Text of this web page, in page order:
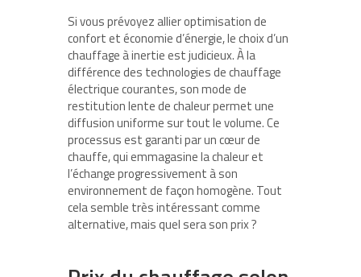
Si vous prévoyez allier optimisation de
confort et économie d’énergie, le choix d’un
chauffage à inertie est judicieux. À la
différence des technologies de chauffage
électrique courantes, son mode de
restitution lente de chaleur permet une
diffusion uniforme sur tout le volume. Ce
processus est garanti par un cœur de
chauffe, qui emmagasine la chaleur et
l’échange progressivement à son
environnement de façon homogène. Tout
cela semble très intéressant comme
alternative, mais quel sera son prix ?